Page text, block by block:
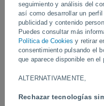
seguimiento y análisis del
así como desarrollar un
publicidad y contenido
Puedes consultar más
Política de Cookies y retirar
consentimiento pulsando el
que aparece disponible en el
ALTERNATIVAMENTE,
Rechazar tecnologías
alcanzo los 18.000
El volcán, que ha mostrado
meses, vuelve a mostrar su
se considera una de las más